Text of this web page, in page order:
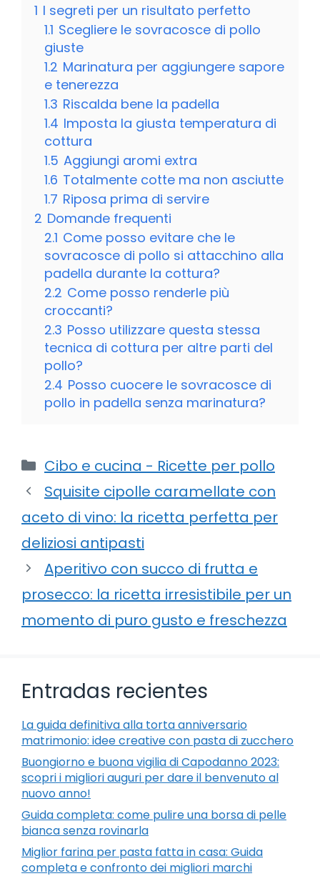
1 I segreti per un risultato perfetto
1.1 Scegliere le sovracosce di pollo
giuste
1.2 Marinatura per aggiungere sapore
e tenerezza
1.3 Riscalda bene la padella
1.4 Imposta la giusta temperatura di
cottura
1.5 Aggiungi aromi extra
1.6 Totalmente cotte ma non asciutte
1.7 Riposa prima di servire
2 Domande frequenti
2.1 Come posso evitare che le
sovracosce di pollo si attacchino alla
padella durante la cottura?
2.2 Come posso renderle più
croccanti?
2.3 Posso utilizzare questa stessa
tecnica di cottura per altre parti del
pollo?
2.4 Posso cuocere le sovracosce di
pollo in padella senza marinatura?
Categorie
Cibo e cucina - Ricette per pollo
Squisite cipolle caramellate con
aceto di vino: la ricetta perfetta per
deliziosi antipasti
Aperitivo con succo di frutta e
prosecco: la ricetta irresistibile per un
momento di puro gusto e freschezza
Entradas recientes
La guida definitiva alla torta anniversario
matrimonio: idee creative con pasta di zucchero
Buongiorno e buona vigilia di Capodanno 2023:
scopri i migliori auguri per dare il benvenuto al
nuovo anno!
Guida completa: come pulire una borsa di pelle
bianca senza rovinarla
Miglior farina per pasta fatta in casa: Guida
completa e confronto dei migliori marchi